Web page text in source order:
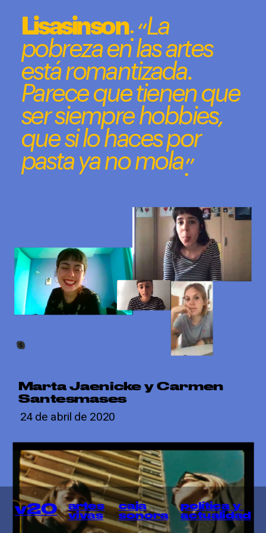
v20
política y
actualidad
caja
sonora
artes
vivas
Lisasinson: “La
pobreza en las artes
está romantizada.
Parece que tienen que
ser siempre hobbies,
que si lo haces por
pasta ya no mola.”
Marta Jaenicke y Carmen
Santesmases
24 de abril de 2020